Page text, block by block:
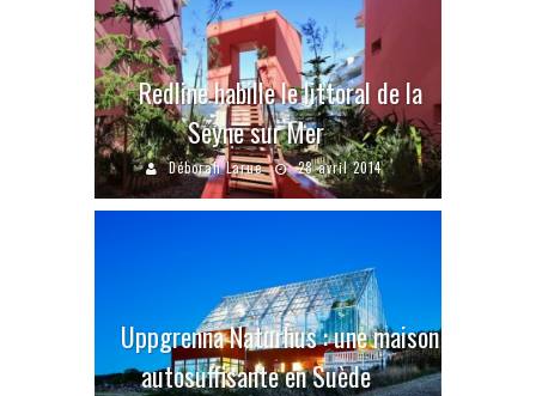
Redline habille le littoral de la
Seyne sur Mer
Déborah Larue 28 avril 2014
Uppgrenna Naturhus : une maison
autosuffisante en Suède